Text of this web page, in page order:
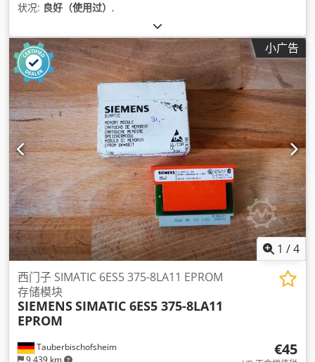
状况: 良好（使用过） ,
小广告
1 /4
Tauberbischofsheim
9,439 km
西门子 SIMATIC 6ES5 375-8LA11 EPROM
存储模块
SIEMENSSIMATIC 6ES5 375-8LA11
EPROM
€45